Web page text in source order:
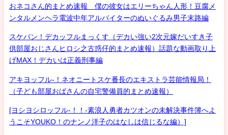
おネコさん的まとめ速報 僕の彼女はエリーちゃん人形！豆腐メ
ンタルメンヘラ電波中年アルバイターのぬいぐるみ男子末路編
スケバン！デカッフルまっくす（デカい強い2次元嫁だいすき子
供部屋おじさんヒロシ之古惑仔的まとめ速報）話題な動画取り上
げMAX！デカいは正義刑事編
アキヨッフル-！ネオニートスケ番長のエキストラ芸能情報局！
（子ども部屋おばさんの自宅警備員的まとめ速報）
[ヨシヨシロッフル-！！-素浪人勇者カツオンの未解決事件簿へよ
うこそYOUKO！のナンノ洋子のはなしは信じるな編）]